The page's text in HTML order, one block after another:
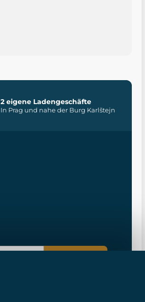
2 eigene Ladengeschäfte
In Prag und nahe der Burg Karlštejn